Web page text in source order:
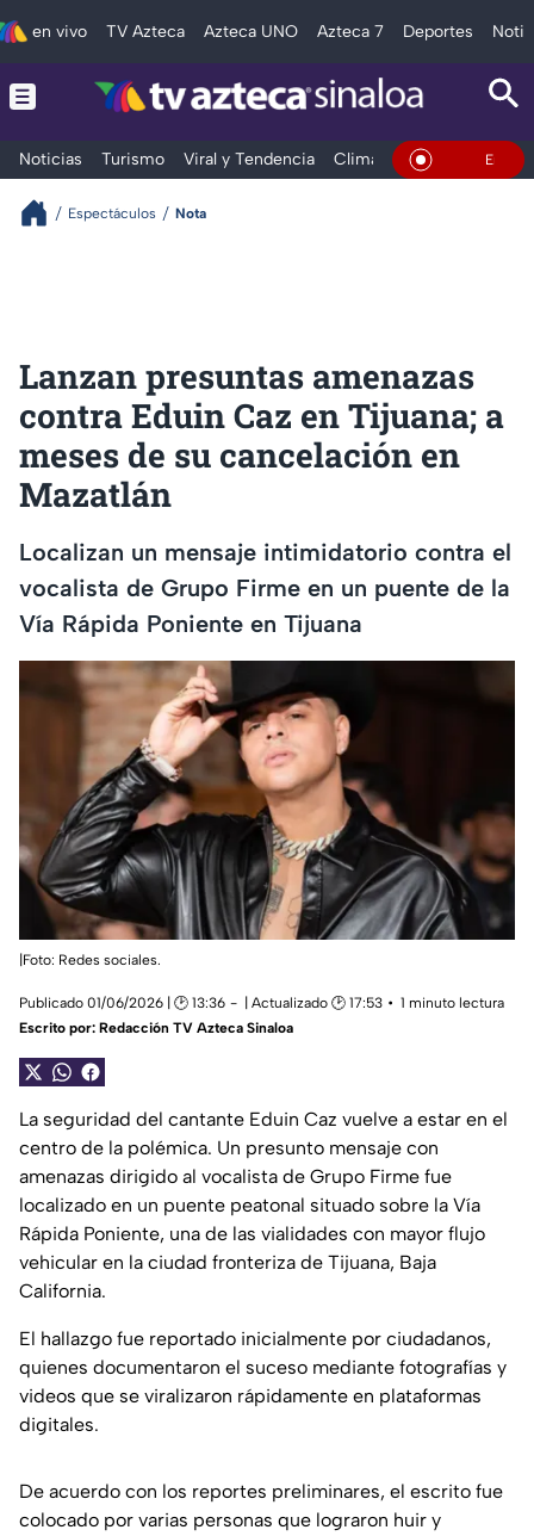
en vivo TV Azteca Azteca UNO Azteca 7 Deportes
Noticias Turismo Viral y Tendencia Clima Deportes En Vivo
Espectáculos Nota
Lanzan presuntas amenazas
contra Eduin Caz en Tijuana; a
meses de su cancelación en
Mazatlán
Localizan un mensaje intimidatorio contra el
vocalista de Grupo Firme en un puente de la
Vía Rápida Poniente en Tijuana
|Foto: Redes sociales.
Publicado 01/06/2026 | 🕑 13:36 | Actualizado 🕑 17:53
1 minuto lectura
Escrito por: Redacción TV Azteca Sinaloa
La seguridad del cantante Eduin Caz vuelve a estar en el
centro de la polémica. Un presunto mensaje con
amenazas dirigido al vocalista de Grupo Firme fue
localizado en un puente peatonal situado sobre la Vía
Rápida Poniente, una de las vialidades con mayor flujo
vehicular en la ciudad fronteriza de Tijuana, Baja
California.
El hallazgo fue reportado inicialmente por ciudadanos,
quienes documentaron el suceso mediante fotografías y
videos que se viralizaron rápidamente en plataformas
digitales.
De acuerdo con los reportes preliminares, el escrito fue
colocado por varias personas que lograron huir y